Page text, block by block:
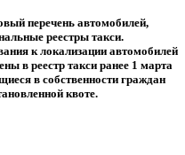
перечень автомобилей,
реестры такси.
к локализации автомобилей
в реестр такси ранее 1 марта
в собственности граждан
квоте.